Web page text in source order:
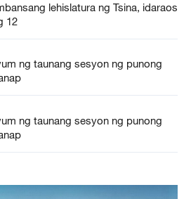
lehislatura ng Tsina, idaraos
12
ng taunang sesyon ng punong
ng taunang sesyon ng punong